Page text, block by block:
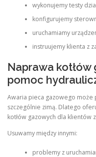
wykonujemy testy
konfigurujemy
uruchamiamy
instruujemy klienta z
Naprawa kotłów
pomoc
Awaria pieca gazowego
szczególnie zimą. Dlatego
kotłów gazowych dla klientów
Usuwamy między innymi:
problemy z